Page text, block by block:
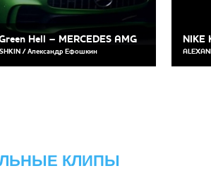
Hell – MERCEDES AMG
/ Александр Ефошкин
NIKE
КЛИПЫ